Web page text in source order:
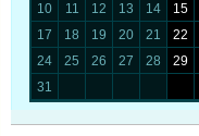
10
11 12 13 14 15
17
18 19 20 21 22
24
25 26 27 28 29
31